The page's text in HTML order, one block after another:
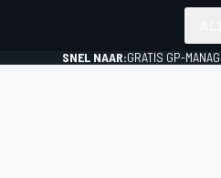
SNEL NAAR:GRATIS GP-